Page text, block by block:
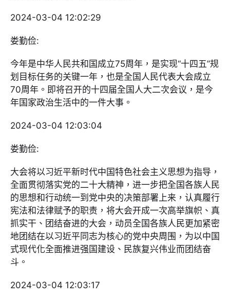
2024-03-04 12:02:29
娄勤俭:
今年是中华人民共和国成立75周年，是实现“十四五”规
划目标任务的关键一年，也是全国人民代表大会成立
70周年。即将召开的十四届全国人大二次会议，是今
年国家政治生活中的一件大事。
2024-03-04 12:03:04
娄勤俭:
大会将以习近平新时代中国特色社会主义思想为指导，
全面贯彻落实党的二十大精神，进一步把全国各族人民
的思想和行动统一到党中央的决策部署上来，认真履行
宪法和法律赋予的职责，将大会开成一次高举旗帜、真
抓实干、团结奋进的大会，动员全国各族人民更加紧密
地团结在以习近平同志为核心的党中央周围，为以中国
式现代化全面推进强国建设、民族复兴伟业而团结奋
斗。
2024-03-04 12:03:17